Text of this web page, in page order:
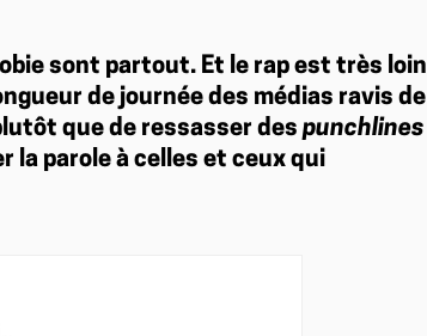
sont partout. Et le rap est très loin
de journée des médias ravis de
que de ressasser des punchlines
la parole à celles et ceux qui